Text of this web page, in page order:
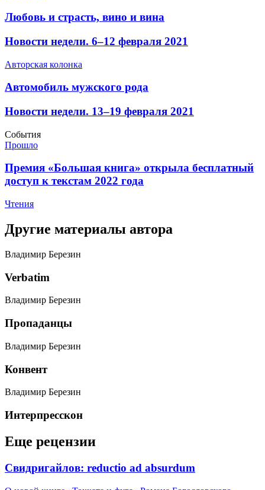
​Любовь и страсть, вино и вина
​Новости недели. 6–12 февраля 2021
Авторская колонка
​Автомобиль мужского рода
​Новости недели. 13–19 февраля 2021
События
Прошло
​Премия «Большая книга» открыла бесплатный
доступ к текстам 2022 года
Чтения
Другие материалы автора
Владимир Березин
Verbatim
Владимир Березин
​Пропаданцы
Владимир Березин
​Конвент
Владимир Березин
​Интерпресскон
Еще рецензии
​Свидригайлов: reductio ad absurdum